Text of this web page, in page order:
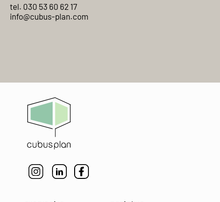
tel. 030 53 60 62 17
info@cubus-plan.com